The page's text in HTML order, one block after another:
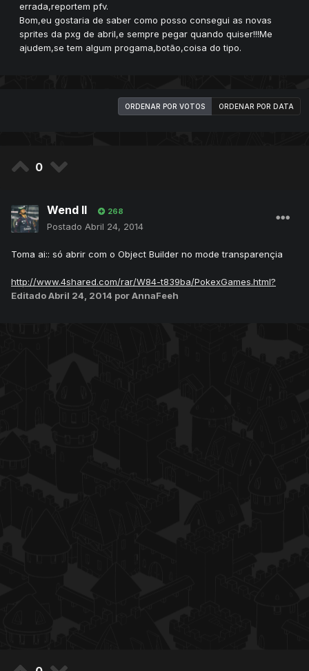
errada,reportem pfv.
Bom,eu gostaria de saber como posso consegui as novas
sprites da pxg de abril,e sempre pegar quando quiser!!!Me
ajudem,se tem algum progama,botão,coisa do tipo.
ORDENAR POR VOTOS ORDENAR POR DATA
0
Wend ll 268
Postado Abril 24, 2014
Toma ai:: só abrir com o Object Builder no mode transparençia
http://www.4shared.com/rar/W84-t839ba/PokexGames.html?
EditadoAbril 24, 2014 por AnnaFeeh